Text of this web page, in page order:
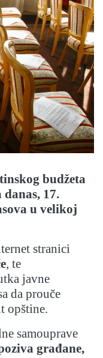
budžeta
17.
u velikoj
stranici
, te
javne
da prouče
opštine.
samouprave
građane,